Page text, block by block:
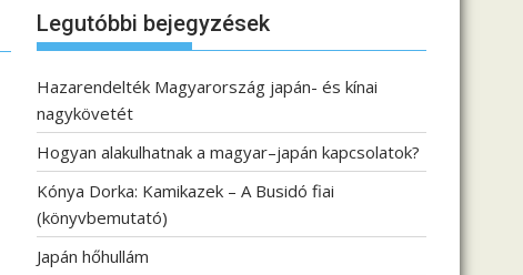
Legutóbbi bejegyzések
Hazarendelték Magyarország japán- és kínai
nagykövetét
Hogyan alakulhatnak a magyar–japán kapcsolatok?
Kónya Dorka: Kamikazek – A Busidó fiai
(könyvbemutató)
Japán hőhullám